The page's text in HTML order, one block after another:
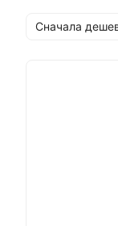
Сначала